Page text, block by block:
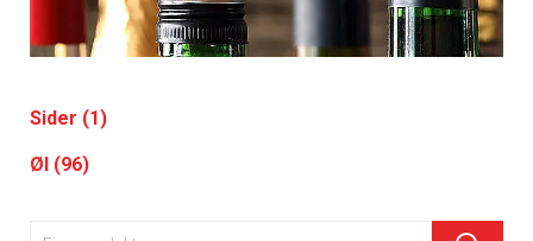
Sider (1)
Øl (96)